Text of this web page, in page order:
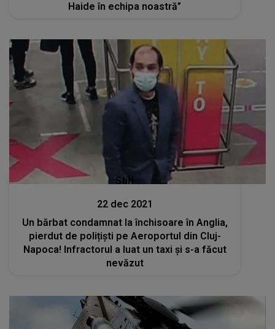
Haide în echipa noastră”
Stiri
22 dec 2021
Un bărbat condamnat la închisoare în Anglia,
pierdut de polițiști pe Aeroportul din Cluj-
Napoca! Infractorul a luat un taxi și s-a făcut
nevăzut